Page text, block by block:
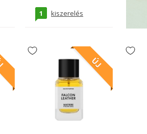
1 kiszerelés